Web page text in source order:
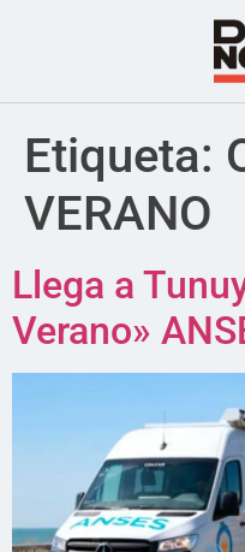
Etiqueta:
VERANO
Llega a
Verano»